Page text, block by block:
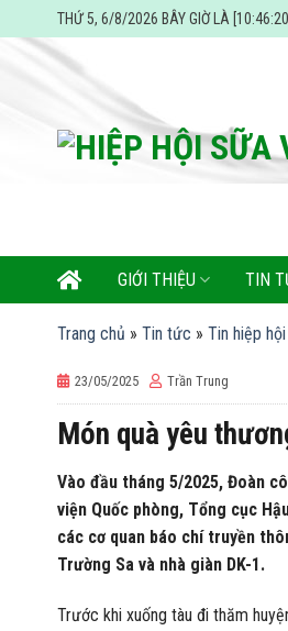
to
THỨ 5, 6/8/2026 BÂY GIỜ LÀ
GIỚI THIỆU TIN
Trang chủ » Tin tức » Tin hiệp hội
23/05/2025 Trần Trung
Món quà yêu
Vào đầu tháng 5/2025, Đoàn
viện Quốc phòng, Tổng cục
các cơ quan báo chí truyền
Trường Sa và nhà giàn DK-1.
Trước khi xuống tàu đi thăm